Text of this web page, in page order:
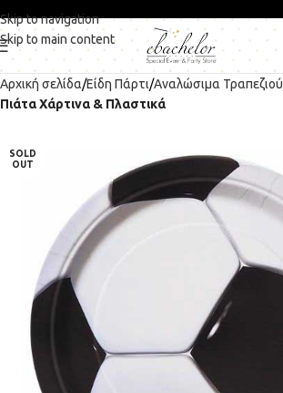
Skip to navigation
Skip to main content
Αρχική σελίδα Είδη Πάρτι Αναλώσιμα Τραπεζιού
Πιάτα Χάρτινα & Πλαστικά
SOLD
OUT